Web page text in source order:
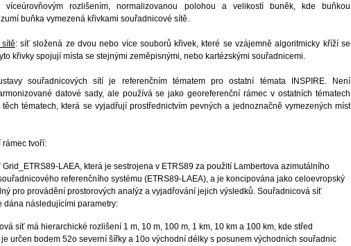
víceúrovňovým rozlišením, normalizovanou polohou a velikostí buněk, kde buňkou
buňka vymezená křivkami souřadnicové sítě.
: síť složená ze dvou nebo více souborů křivek, které se vzájemně algoritmicky kříží se
křivky spojují místa se stejnými zeměpisnými, nebo kartézskými souřadnicemi.
souřadnicových sítí je referenčním tématem pro ostatní témata INSPIRE. Není
datové sady, ale používá se jako georeferenční rámec v ostatních tématech
těch tématech, která se vyjadřují prostřednictvím pevných a jednoznačně vymezených míst
tvoří:
LAEA, která je sestrojena v ETRS89 za použití Lambertova azimutálního
referenčního systému (ETRS89-LAEA), a je koncipována jako celoevropský
pro provádění prostorových analýz a vyjadřování jejich výsledků. Souřadnicová síť
dána následujícími parametry:
síť má hierarchické rozlišení 1 m, 10 m, 100 m, 1 km, 10 km a 100 km, kde střed
určen bodem 52o severní šířky a 10o východní délky s posunem východních souřadnic